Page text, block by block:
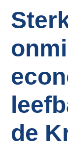
n
a
i
a
o
J
de